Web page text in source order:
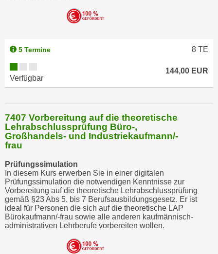
5 Termine 8 TE
Verfügbar
144,00 EUR
7407 Vorbereitung auf die theoretische
Lehrabschlussprüfung Büro-,
Großhandels- und Industriekaufmann/-
frau
Prüfungssimulation
In diesem Kurs erwerben Sie in einer digitalen
Prüfungssimulation die notwendigen Kenntnisse zur
Vorbereitung auf die theoretische Lehrabschlussprüfung
gemäß §23 Abs 5. bis 7 Berufsausbildungsgesetz. Er ist
ideal für Personen die sich auf die theoretische LAP
Bürokaufmann/-frau sowie alle anderen kaufmännisch-
administrativen Lehrberufe vorbereiten wollen.